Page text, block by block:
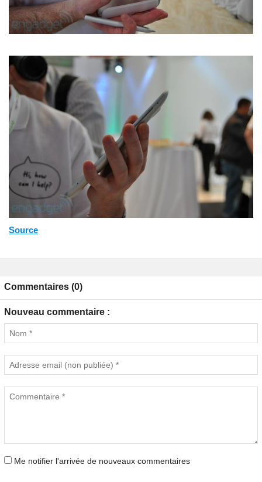
Source
Commentaires (0)
Nouveau commentaire :
Me notifier l'arrivée de nouveaux commentaires